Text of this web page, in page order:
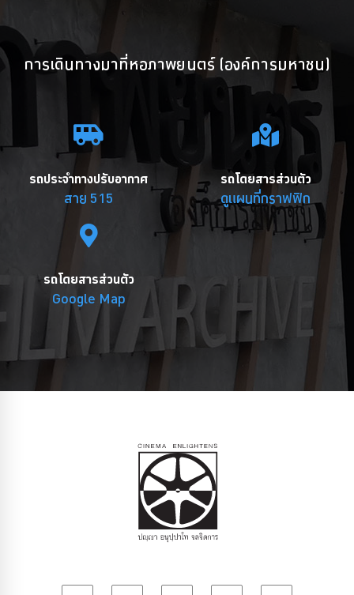
การเดินทางมาที่หอภาพยนตร์ (องค์การมหาชน)
รถประจำทางปรับอากาศ
สาย 515
รถโดยสารส่วนตัว
ดูแผนที่กราฟฟิก
รถโดยสารส่วนตัว
Google Map